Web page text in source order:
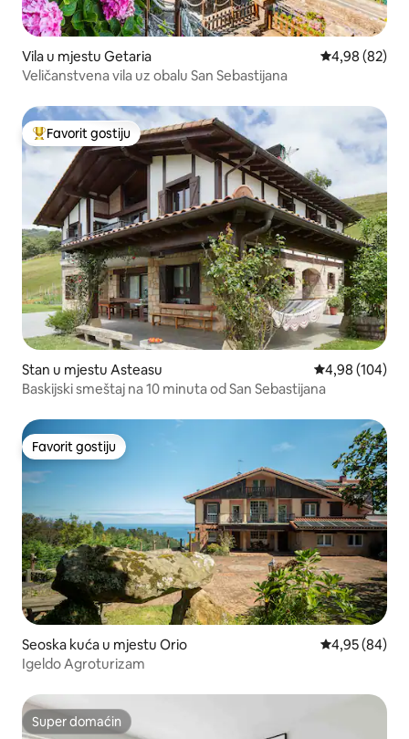
Vila u mjestu Getaria prosječna
4,98 (82)
Veličanstvena vila uz obalu San Sebastijana
Glavni favorit gostiju
Favorit gostiju
Stan u mjestu Asteasu prosječna
4,98 (104)
Baskijski smeštaj na 10 minuta od San Sebastijana
Favorit gostiju
Favorit gostiju
Seoska kuća u mjestu Orio prosječna
4,95 (84)
Igeldo Agroturizam
Super domaćin
Super domaćin